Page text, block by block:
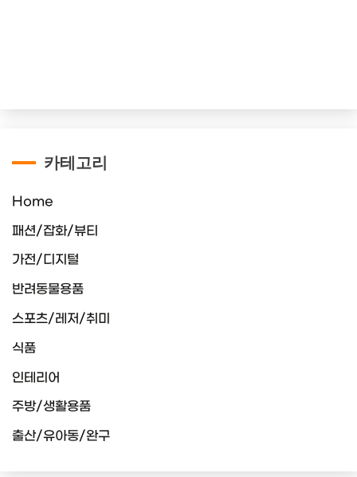
카테고리
Home
패션/잡화/뷰티
가전/디지털
반려동물용품
스포츠/레저/취미
식품
인테리어
주방/생활용품
출산/유아동/완구